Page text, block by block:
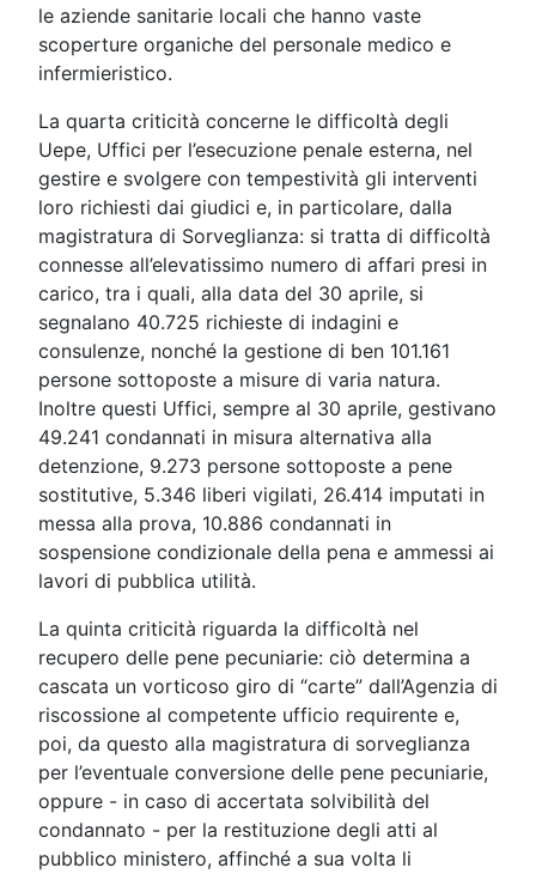
le aziende sanitarie locali che hanno vaste
scoperture organiche del personale medico e
infermieristico.
La quarta criticità concerne le difficoltà degli
Uepe, Uffici per l’esecuzione penale esterna, nel
gestire e svolgere con tempestività gli interventi
loro richiesti dai giudici e, in particolare, dalla
magistratura di Sorveglianza: si tratta di difficoltà
connesse all’elevatissimo numero di affari presi in
carico, tra i quali, alla data del 30 aprile, si
segnalano 40.725 richieste di indagini e
consulenze, nonché la gestione di ben 101.161
persone sottoposte a misure di varia natura.
Inoltre questi Uffici, sempre al 30 aprile, gestivano
49.241 condannati in misura alternativa alla
detenzione, 9.273 persone sottoposte a pene
sostitutive, 5.346 liberi vigilati, 26.414 imputati in
messa alla prova, 10.886 condannati in
sospensione condizionale della pena e ammessi ai
lavori di pubblica utilità.
La quinta criticità riguarda la difficoltà nel
recupero delle pene pecuniarie: ciò determina a
cascata un vorticoso giro di “carte” dall’Agenzia di
riscossione al competente ufficio requirente e,
poi, da questo alla magistratura di sorveglianza
per l’eventuale conversione delle pene pecuniarie,
oppure - in caso di accertata solvibilità del
condannato - per la restituzione degli atti al
pubblico ministero, affinché a sua volta li